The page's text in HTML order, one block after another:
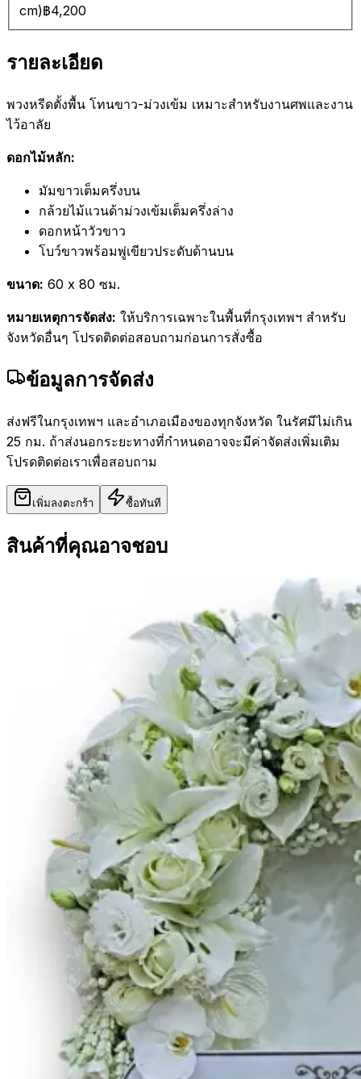
cm)฿4,200
รายละเอียด
พวงหรีดตั้งพื้น โทนขาว-ม่วงเข้ม เหมาะสำหรับงานศพและงาน
ไว้อาลัย
ดอกไม้หลัก:
มัมขาวเต็มครึ่งบน
กล้วยไม้แวนด้าม่วงเข้มเต็มครึ่งล่าง
ดอกหน้าวัวขาว
โบว์ขาวพร้อมพู่เขียวประดับด้านบน
ขนาด: 60 x 80 ซม.
หมายเหตุการจัดส่ง: ให้บริการเฉพาะในพื้นที่กรุงเทพฯ สำหรับ
จังหวัดอื่นๆ โปรดติดต่อสอบถามก่อนการสั่งซื้อ
ข้อมูลการจัดส่ง
ส่งฟรีในกรุงเทพฯ และอำเภอเมืองของทุกจังหวัด ในรัศมีไม่เกิน
25 กม. ถ้าส่งนอกระยะทางที่กำหนดอาจจะมีค่าจัดส่งเพิ่มเติม
โปรดติดต่อเราเพื่อสอบถาม
เพิ่มลงตะกร้า ซื้อทันที
สินค้าที่คุณอาจชอบ